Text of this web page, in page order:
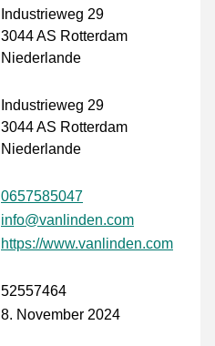
Industrieweg 29
3044 AS Rotterdam
Niederlande
Industrieweg 29
3044 AS Rotterdam
Niederlande
0657585047
info@vanlinden.com
https://www.vanlinden.com
52557464
8. November 2024